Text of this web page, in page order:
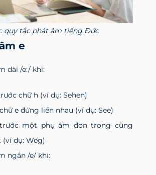
quy tắc phát âm tiếng Đức
e
dài /e:/ khi:
chữ h (ví dụ: Sehen)
e đứng liền nhau (ví dụ: See)
một phụ âm đơn trong cùng
dụ: Weg)
ngắn /e/ khi: